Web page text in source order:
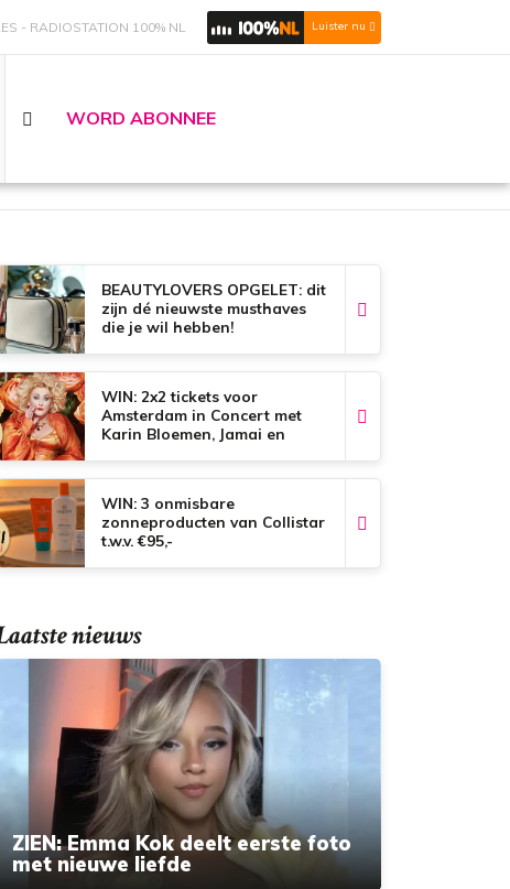
RADIOSTATION 100% NL Luister nu
WORD ABONNEE
BEAUTYLOVERS OPGELET: dit
zijn dé nieuwste musthaves
die je wil hebben!
WIN: 2x2 tickets voor
Amsterdam in Concert met
Karin Bloemen, Jamai en
WIN: 3 onmisbare
zonneproducten van Collistar
t.w.v. €95,-
nieuws
ZIEN: Emma Kok deelt eerste foto
met nieuwe liefde